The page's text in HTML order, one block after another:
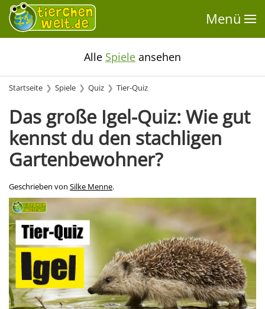
Menü
Alle Spiele ansehen
Startseite Spiele Quiz Tier-Quiz
Das große Igel-Quiz: Wie gut
kennst du den stachligen
Gartenbewohner?
Geschrieben von Silke Menne.